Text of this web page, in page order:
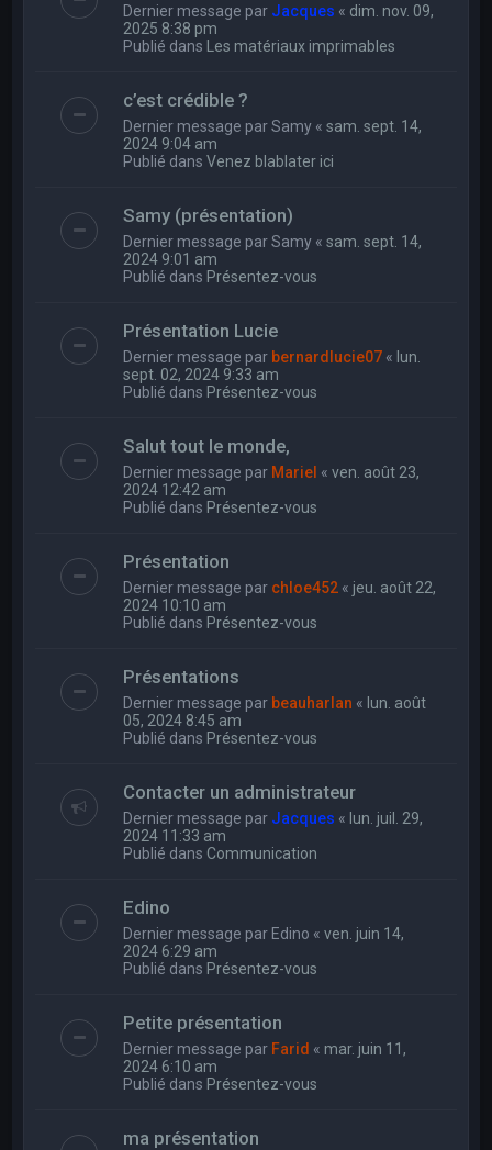
Dernier message par Jacques « dim. nov. 09,
2025 8:38 pm
Publié dans Les matériaux imprimables
c’est crédible ?
Dernier message parSamy «sam. sept. 14,
2024 9:04 am
Publié dansVenez blablater ici
Samy (présentation)
Dernier message parSamy «sam. sept. 14,
2024 9:01 am
Publié dans Présentez-vous
Présentation Lucie
Dernier message par bernardlucie07 « lun.
sept. 02, 2024 9:33 am
Publié dans Présentez-vous
Salut tout le monde,
Dernier message par Mariel «ven. août 23,
2024 12:42 am
Publié dans Présentez-vous
Présentation
Dernier message par chloe452 « jeu. août 22,
2024 10:10 am
Publié dans Présentez-vous
Présentations
Dernier message par beauharlan « lun. août
05, 2024 8:45 am
Publié dans Présentez-vous
Contacter un administrateur
Dernier message par Jacques « lun. juil. 29,
2024 11:33 am
Publié dans Communication
Edino
Dernier message par Edino «ven. juin 14,
2024 6:29 am
Publié dans Présentez-vous
Petite présentation
Dernier message par Farid « mar. juin 11,
2024 6:10 am
Publié dans Présentez-vous
ma présentation